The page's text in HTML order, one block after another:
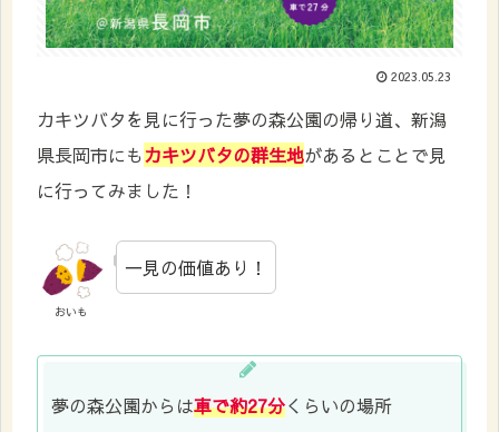
2023.05.23
カキツバタを見に行った夢の森公園の帰り道、新潟
県長岡市にもカキツバタの群生地があるとことで見
に行ってみました！
おいも
一見の価値あり！
夢の森公園からは車で約27分くらいの場所